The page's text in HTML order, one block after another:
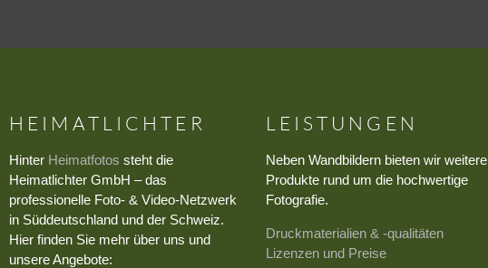
HEIMATLICHTER
Hinter Heimatfotos steht die
Heimatlichter GmbH – das
professionelle Foto- & Video-Netzwerk
in Süddeutschland und der Schweiz.
Hier finden Sie mehr über uns und
unsere Angebote:
LEISTUNGEN
Neben Wandbildern bieten wir weitere
Produkte rund um die hochwertige
Fotografie.
Druckmaterialien & -qualitäten
Lizenzen und Preise